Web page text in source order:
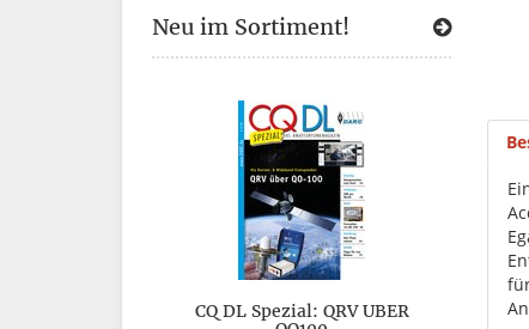
Neu im Sortiment!
CQ DL Spezial: QRV ÜBER